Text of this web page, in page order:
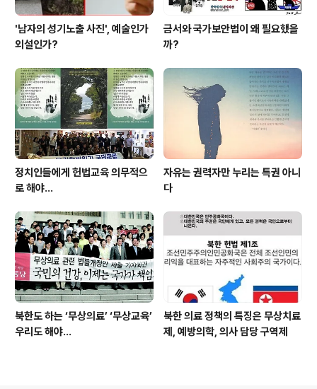
'남자의 성기노출 사진', 예술인가
외설인가?
금서와 국가보안법이 왜 필요했을
까?
정치인들에게 헌법교육 의무적으
로 해야…
자유는 권력자만 누리는 특권 아니
다
북한도 하는 ‘무상의료’ ‘무상교육’
우리도 해야...
북한 의료 정책의 특징은 무상치료
제, 예방의학, 의사 담당 구역제